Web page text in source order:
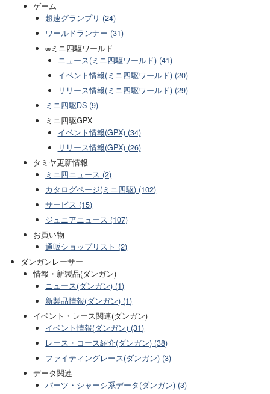
ゲーム
超速グランプリ (24)
ワールドランナー (31)
∞ミニ四駆ワールド
ニュース(ミニ四駆ワールド) (41)
イベント情報(ミニ四駆ワールド) (20)
リリース情報(ミニ四駆ワールド) (29)
ミニ四駆DS (9)
ミニ四駆GPX
イベント情報(GPX) (34)
リリース情報(GPX) (26)
タミヤ更新情報
ミニ四ニュース (2)
カタログページ(ミニ四駆) (102)
サービス (15)
ジュニアニュース (107)
お買い物
通販ショップリスト (2)
ダンガンレーサー
情報・新製品(ダンガン)
ニュース(ダンガン) (1)
新製品情報(ダンガン) (1)
イベント・レース関連(ダンガン)
イベント情報(ダンガン) (31)
レース・コース紹介(ダンガン) (38)
ファイティングレース(ダンガン) (3)
データ関連
パーツ・シャーシ系データ(ダンガン) (3)